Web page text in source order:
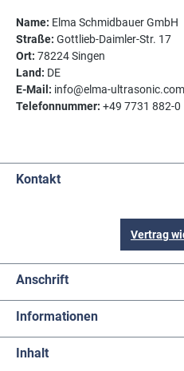
Name: Elma Schmidbauer GmbH
Straße: Gottlieb-Daimler-Str. 17
Ort: 78224 Singen
Land: DE
E-Mail: info@elma-ultrasonic.com
Telefonnummer: +49 7731 882-0
Kontakt
Vertrag
Anschrift
Informationen
Inhalt